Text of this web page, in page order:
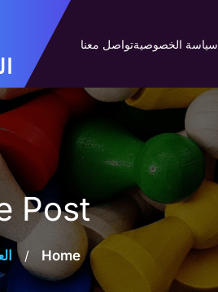
سياسة الخصوصيةتواصل معنا
Post
Home
/